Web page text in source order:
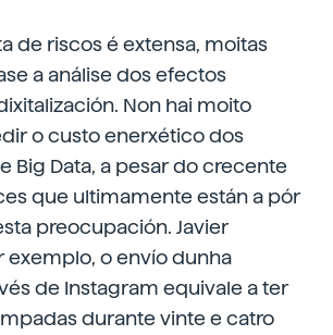
de riscos é extensa, moitas
a análise dos efectos
Non hai moito
o custo enerxético dos
Big Data, a pesar do crecente
que ultimamente están a pór
preocupación. Javier
exemplo, o envío dunha
de Instagram equivale a ter
durante vinte e catro